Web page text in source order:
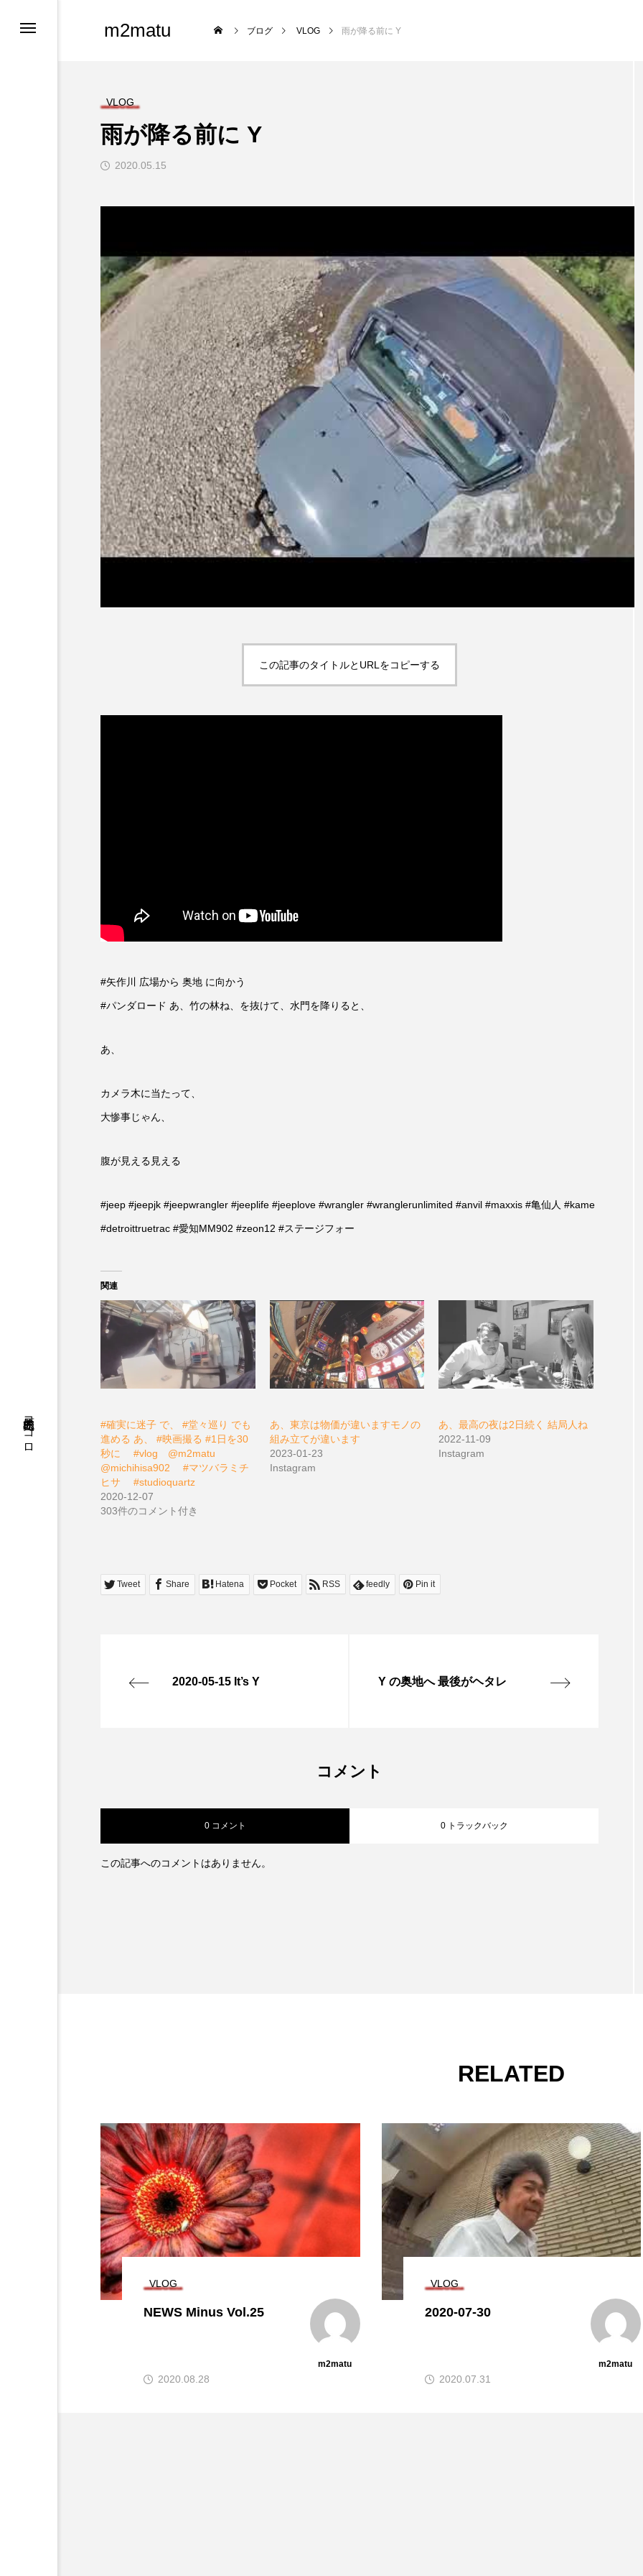
松原充久的ココロ
m2matu ブログ VLOG 雨が降る前に Y
VLOG
雨が降る前に Y
2020.05.15
この記事のタイトルとURLをコピーする
#矢作川 広場から 奥地 に向かう
#パンダロード あ、竹の林ね、を抜けて、水門を降りると、
あ、
カメラ木に当たって、
大惨事じゃん、
腹が見える見える
‪#jeep #jeepjk #jeepwrangler #jeeplife #jeeplove #wrangler #wranglerunlimited #anvil #maxxis #亀仙人 #kame
#detroittruetrac #愛知MM902 #zeon12 #ステージフォー‬
関連
#確実に迷子 で、 #堂々巡り でも
進める あ、 #映画撮る #1日を30
秒に ⠀ #vlog⠀ @m2matu ⠀
@michihisa902 ⠀ #マツバラミチ
ヒサ ⠀ #studioquartz
2020-12-07
303件のコメント付き
あ、東京は物価が違いますモノの
組み立てが違います ⠀⠀ ⠀ ⠀
2023-01-23
Instagram
あ、最高の夜は2日続く 結局人ね
2022-11-09
Instagram
Tweet Share Hatena Pocket RSS feedly Pin it
2020-05-15 It’s Y Y の奥地へ 最後がヘタレ
コメント
0 コメント 0 トラックバック
この記事へのコメントはありません。
RELATED
VLOG
NEWS Minus Vol.25
m2matu
2020.08.28
VLOG
2020-07-30
m2matu
2020.07.31